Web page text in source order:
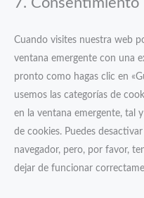
Cuando visites nuestra web
ventana emergente con una
pronto como hagas clic en
usemos las categorías de
en la ventana emergente, tal
de cookies. Puedes
navegador, pero, por favor,
dejar de funcionar